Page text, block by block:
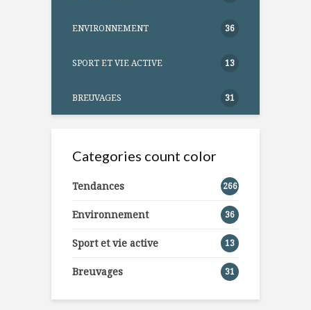
ENVIRONNEMENT 36
SPORT ET VIE ACTIVE 13
BREUVAGES 31
Categories count color
Tendances 266
Environnement 36
Sport et vie active 13
Breuvages 31